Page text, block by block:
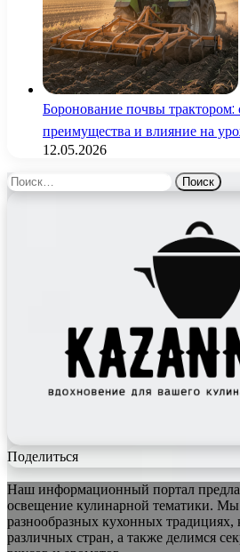
Боронование почвы трактором:
преимущества и влияние на
12.05.2026
Найти:
Поделиться
Наш информационный портал
освещение кулинарной тематики. Мы
разнообразных кухонных
различных стран, а также делимся